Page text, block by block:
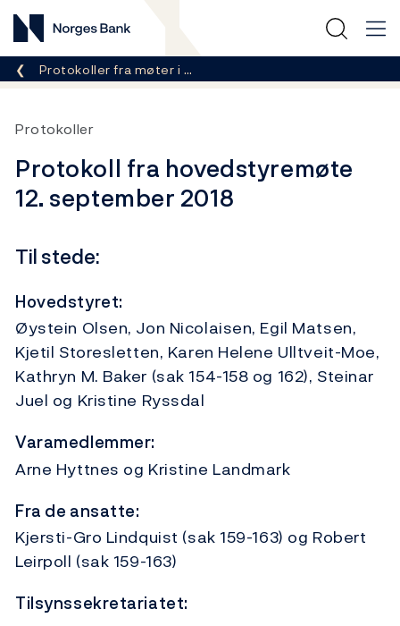
Norges Bank
Her er du nå:
Protokoller fra møter i …
Protokoller
Protokoll fra hovedstyremøte
12. september 2018
Til stede:
Hovedstyret:
Øystein Olsen, Jon Nicolaisen, Egil Matsen,
Kjetil Storesletten, Karen Helene Ulltveit-Moe,
Kathryn M. Baker (sak 154-158 og 162), Steinar
Juel og Kristine Ryssdal
Varamedlemmer:
Arne Hyttnes og Kristine Landmark
Fra de ansatte:
Kjersti-Gro Lindquist (sak 159-163) og Robert
Leirpoll (sak 159-163)
Tilsynssekretariatet: